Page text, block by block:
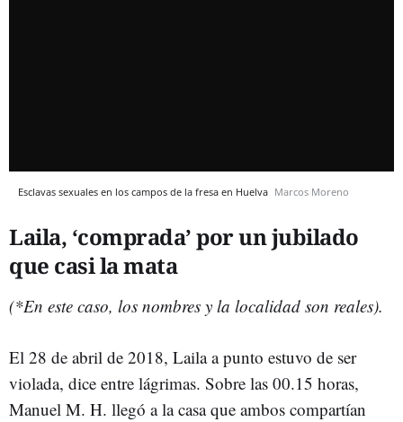
Esclavas sexuales en los campos de la fresa en Huelva Marcos Moreno
Laila, ‘comprada’ por un jubilado
que casi la mata
(*En este caso, los nombres y la localidad son reales).
El 28 de abril de 2018, Laila a punto estuvo de ser
violada, dice entre lágrimas. Sobre las 00.15 horas,
Manuel M. H. llegó a la casa que ambos compartían